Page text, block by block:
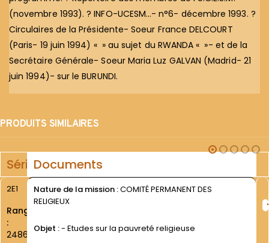
(novembre 1993). ? INFO-UCESM…- n°6- décembre 1993. ?
Circulaires de la Présidente- Soeur France DELCOURT
(Paris- 19 juin 1994) « » au sujet du RWANDA « »- et de la
Secrétaire Générale- Soeur Maria Luz GALVAN (Madrid- 21
juin 1994)- sur le BURUNDI.
PRODUITS SIMILAIRES
SérieDocuments
2E1
Rang
:
2486
Nature de la mission :COMITÉ PERMANENT DES
RELIGIEUX
Objet :- Etudes sur la pauvreté religieuse